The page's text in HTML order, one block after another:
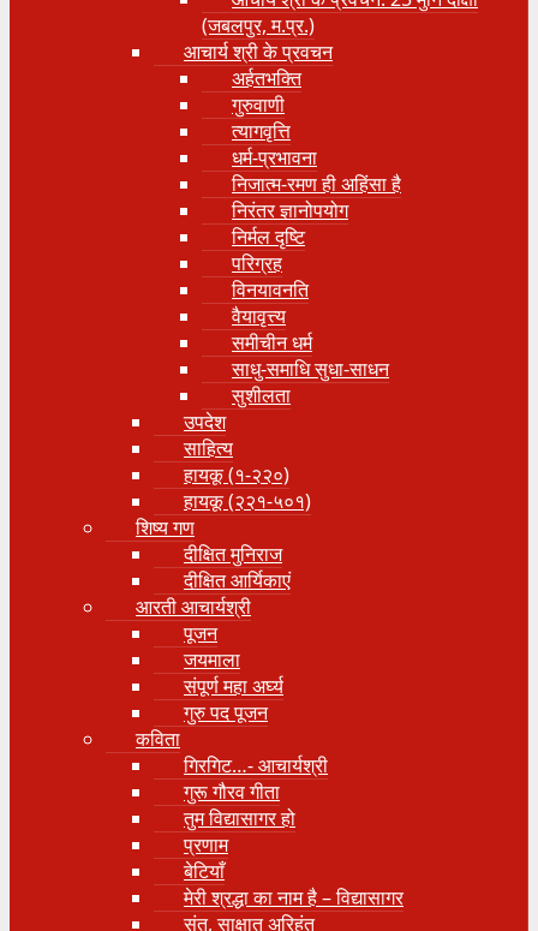
(जबलपुर, म.प्र.)
आचार्य श्री के प्रवचन
अर्हतभक्ति
गुरुवाणी
त्यागवृत्ति
धर्म-प्रभावना
निजात्म-रमण ही अहिंसा है
निरंतर ज्ञानोपयोग
निर्मल दृष्टि
परिग्रह
विनयावनति
वैयावृत्त्य
समीचीन धर्म
साधु-समाधि सुधा-साधन
सुशीलता
उपदेश
साहित्य
हायकू (१‍-२२०)
हायकू (२२१-५०१)
शिष्य गण
दीक्षित मुनिराज
दीक्षित आर्यिकाएं
आरती आचार्यश्री
पूजन
जयमाला
संपूर्ण महा अर्घ्य
गुरु पद पूजन
कविता
गिरगिट…- आचार्यश्री
गुरू गौरव गीता
तुम विद्यासागर हो
प्रणाम
बेटियाँ
मेरी श्रद्धा का नाम है – विद्यासागर
संत, साक्षात् अरिहंत